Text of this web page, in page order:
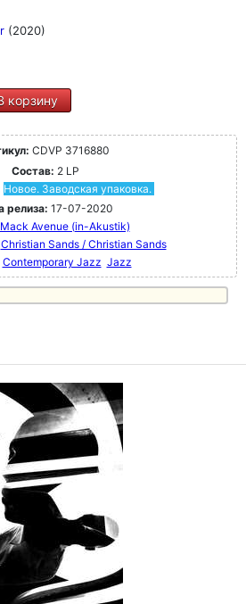
(2020)
корзину
CDVP 3716880
Состав: 2 LP
Новое. Заводская упаковка.
релиза: 17-07-2020
Mack Avenue (in-Akustik)
Christian Sands / Christian Sands
Contemporary Jazz Jazz